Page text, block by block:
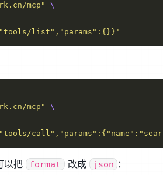
mcp"
list","params":{}}'
mcp"
以把 format 改成 json ：